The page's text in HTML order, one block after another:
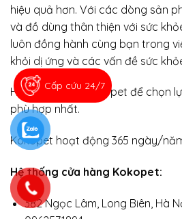
hiệu quả hơn. Với các dòng sản
và đồ dùng thân thiện với sức
luôn đồng hành cùng bạn trong
khỏi dị ứng và các vấn đề sức
Hãy ghé thăm Kokopet để chọn
phù hợp nhất.
Kokopet hoạt động 365 ngày/
Hệ thống cửa hàng Kokopet:
382 Ngọc Lâm, Long Biên, Hà
Cấp cứu 24/7